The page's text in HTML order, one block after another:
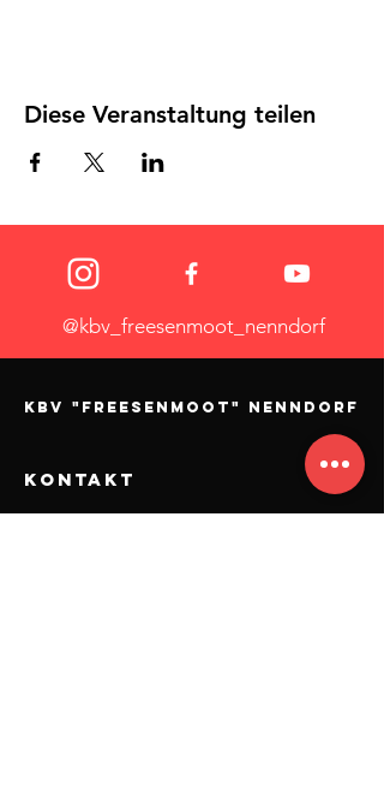
Diese Veranstaltung teilen
@kbv_freesenmoot_nenndorf
KBV "Freesenmoot" Nenndorf
KONTAKT